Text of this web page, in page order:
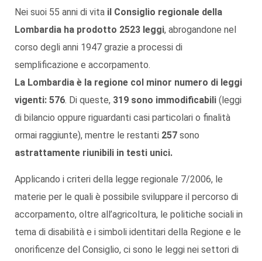
Nei suoi 55 anni di vita il Consiglio regionale della
Lombardia ha prodotto 2523 leggi, abrogandone nel
corso degli anni 1947 grazie a processi di
semplificazione e accorpamento.
La Lombardia è la regione col minor numero di leggi
vigenti: 576. Di queste, 319 sono immodificabili (leggi
di bilancio oppure riguardanti casi particolari o finalità
ormai raggiunte), mentre le restanti 257 sono
astrattamente riunibili in testi unici.
Applicando i criteri della legge regionale 7/2006, le
materie per le quali è possibile sviluppare il percorso di
accorpamento, oltre all’agricoltura, le politiche sociali in
tema di disabilità e i simboli identitari della Regione e le
onorificenze del Consiglio, ci sono le leggi nei settori di